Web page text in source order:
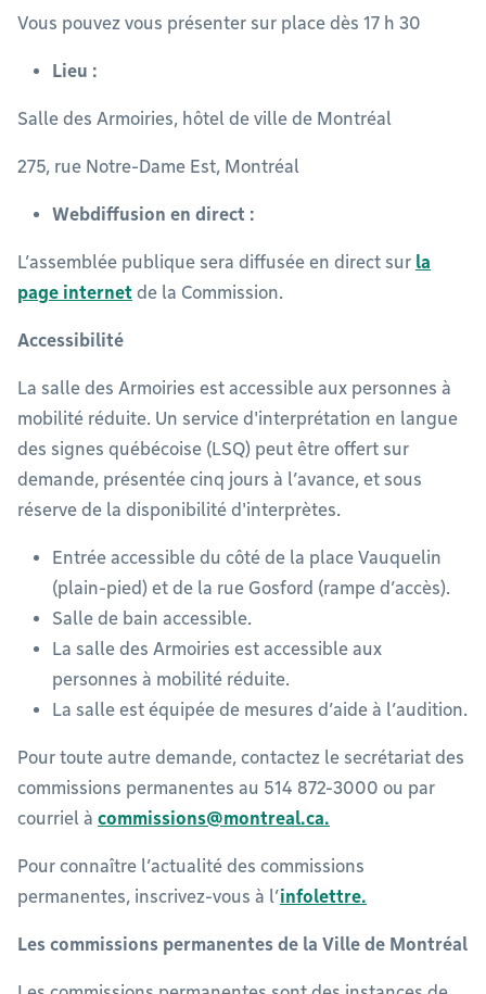
Vous pouvez vous présenter sur place dès 17 h 30
Lieu :
Salle des Armoiries, hôtel de ville de Montréal
275, rue Notre-Dame Est, Montréal
Webdiffusion en direct :
L’assemblée publique sera diffusée en direct sur la
page internet de la Commission.
Accessibilité
La salle des Armoiries est accessible aux personnes à
mobilité réduite. Un service d'interprétation en langue
des signes québécoise (LSQ) peut être offert sur
demande, présentée cinq jours à l’avance, et sous
réserve de la disponibilité d'interprètes.
Entrée accessible du côté de la place Vauquelin
(plain-pied) et de la rue Gosford (rampe d’accès).
Salle de bain accessible.
La salle des Armoiries est accessible aux
personnes à mobilité réduite.
La salle est équipée de mesures d’aide à l’audition.
Pour toute autre demande, contactez le secrétariat des
commissions permanentes au 514 872-3000 ou par
courriel à commissions@montreal.ca.
Pour connaître l’actualité des commissions
permanentes, inscrivez-vous à l’infolettre.
Les commissions permanentes de la Ville de Montréal